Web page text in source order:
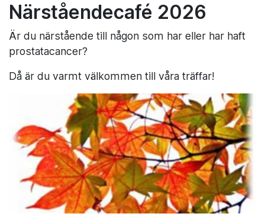
Närståendecafé 2026
Är du närstående till någon som har eller har haft
prostatacancer?
Då är du varmt välkommen till våra träffar!